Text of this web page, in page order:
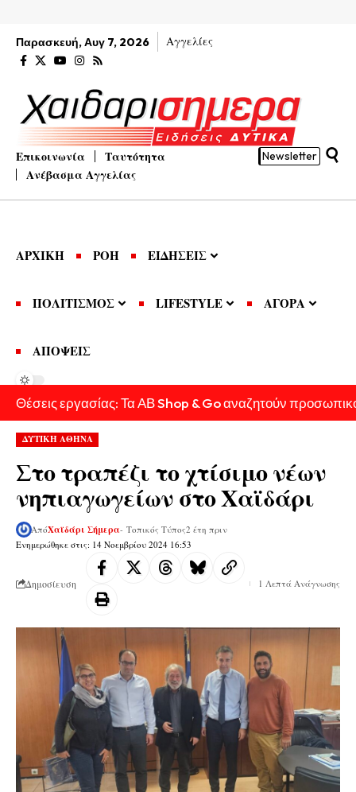
Παρασκευή, Αυγ 7, 2026 Αγγελίες
Επικοινωνία
Ταυτότητα
Ανέβασμα Αγγελίας
Newsletter
ΑΡΧΙΚΗ ΡΟΗ ΕΙΔΗΣΕΙΣ
ΠΟΛΙΤΙΣΜΟΣ LIFESTYLE ΑΓΟΡΑ
ΑΠΟΨΕΙΣ
Θέσεις εργασίας: Τα ΑΒ Shop & Go αναζητούν
ΔΥΤΙΚΗ ΑΘΗΝΑ
Στο τραπέζι το χτίσιμο νέων
νηπιαγωγείων στο Χαϊδάρι
Ενημερώθηκε στις: 14 Νοεμβρίου 2024 16:53
ΑπόΧαϊδάρι Σήμερα- Τοπικός Τύπος2 έτη πριν
Δημοσίευση 1 Λεπτά Ανάγνωσης